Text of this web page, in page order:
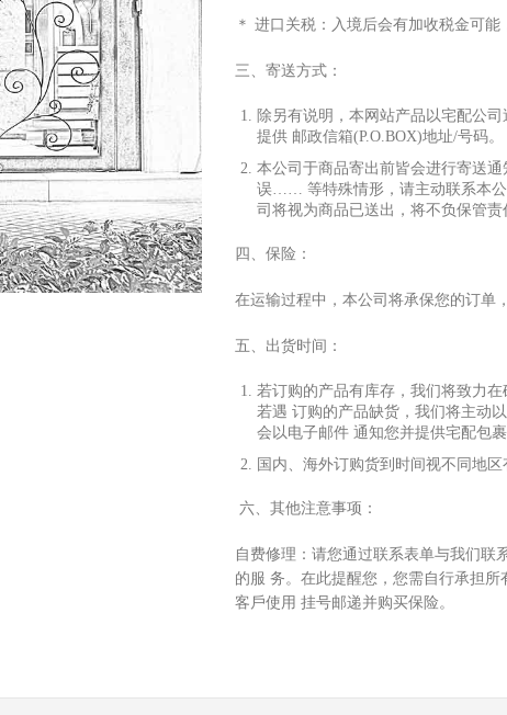
＊ 进⼝ 关税： ⼊境后会有加收税⾦可能
三、寄送⽅式：
除另有说明，本网站产品以宅配公司
提供 邮政信箱(P.O.BOX)地址/号码。
本公司于商品寄出前皆会进⾏寄送通
误…… 等特殊情形，请主动联系本
司将视为商品已送出，将不负保管责
四、保险：
在运输过程中，本公司将承保您的订单
五、出货时间：
若订购的产品有库存，我们将致⼒在
若遇 订购的产品缺货，我们将主动
会以电⼦邮件 通知您并提供宅配包裹
国内、海外订购货到时间视不同地
六、其他注意事项：
⾃ 费修理：请您通过联系表单与我们联
的服 务。在此提醒您，您需⾃⾏承担所
客 ⼾使⽤ 挂号邮递并购买保险。